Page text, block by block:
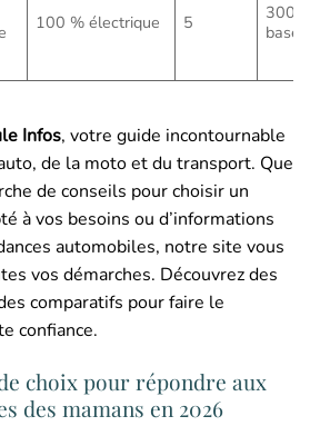
100 % électrique 5
300
base)
Infos, votre guide incontournable
de la moto et du transport. Que
de conseils pour choisir un
à vos besoins ou d’informations
automobiles, notre site vous
vos démarches. Découvrez des
comparatifs pour faire le
confiance.
choix pour répondre aux
des mamans en 2026